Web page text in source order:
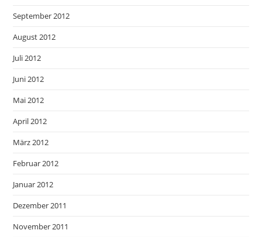
September 2012
August 2012
Juli 2012
Juni 2012
Mai 2012
April 2012
März 2012
Februar 2012
Januar 2012
Dezember 2011
November 2011